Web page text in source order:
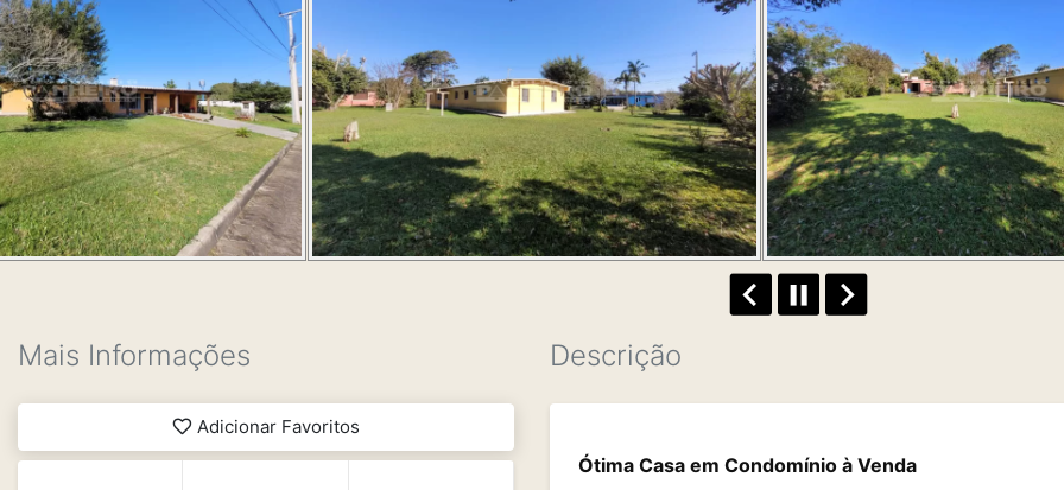
Mais Informações
Adicionar Favoritos
Descrição
Ótima Casa em Condomínio à Venda